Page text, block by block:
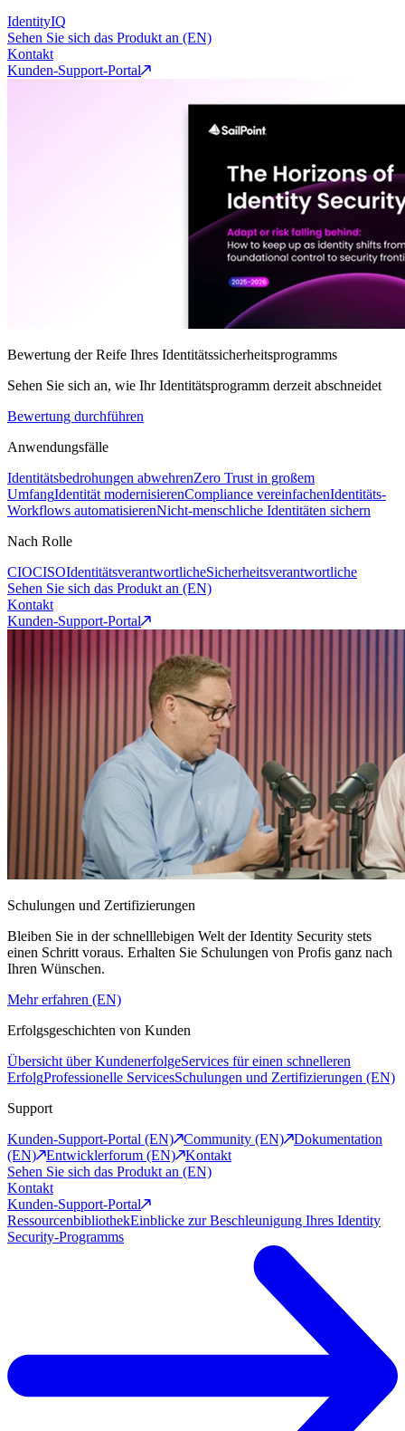
IdentityIQ
Sehen Sie sich das Produkt an (EN)
Kontakt
Kunden-Support-Portal
Bewertung der Reife Ihres Identitätssicherheitsprogramms
Sehen Sie sich an, wie Ihr Identitätsprogramm derzeit abschneidet
Bewertung durchführen
Anwendungsfälle
Identitätsbedrohungen abwehrenZero Trust in großem
UmfangIdentität modernisierenCompliance vereinfachenIdentitäts-
Workflows automatisierenNicht-menschliche Identitäten sichern
Nach Rolle
CIOCISOIdentitätsverantwortlicheSicherheitsverantwortliche
Sehen Sie sich das Produkt an (EN)
Kontakt
Kunden-Support-Portal
Schulungen und Zertifizierungen
Bleiben Sie in der schnelllebigen Welt der Identity Security stets
einen Schritt voraus. Erhalten Sie Schulungen von Profis ganz nach
Ihren Wünschen.
Mehr erfahren (EN)
Erfolgsgeschichten von Kunden
Übersicht über KundenerfolgeServices für einen schnelleren
ErfolgProfessionelle ServicesSchulungen und Zertifizierungen (EN)
Support
Kunden-Support-Portal (EN)
Community (EN)
Dokumentation
(EN)
Entwicklerforum (EN)
Kontakt
Sehen Sie sich das Produkt an (EN)
Kontakt
Kunden-Support-Portal
RessourcenbibliothekEinblicke zur Beschleunigung Ihres Identity
Security-Programms